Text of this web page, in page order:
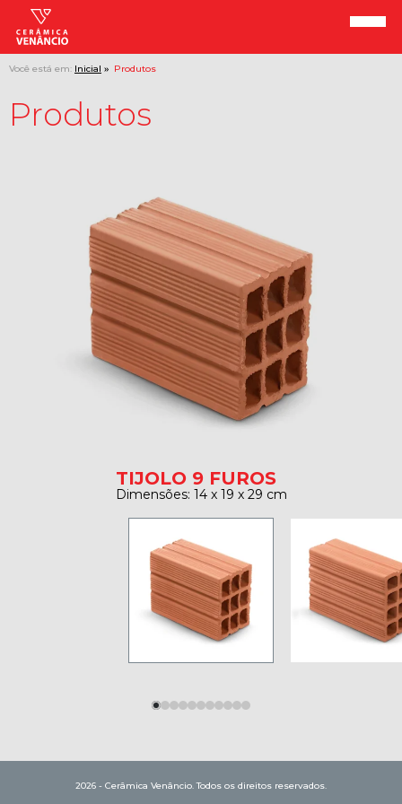
Você está em: Inicial Produtos
Produtos
TIJOLO 9 FUROS
Dimensões: 14 x 19 x 29 cm
2026 - Cerâmica Venâncio. Todos os direitos reservados.